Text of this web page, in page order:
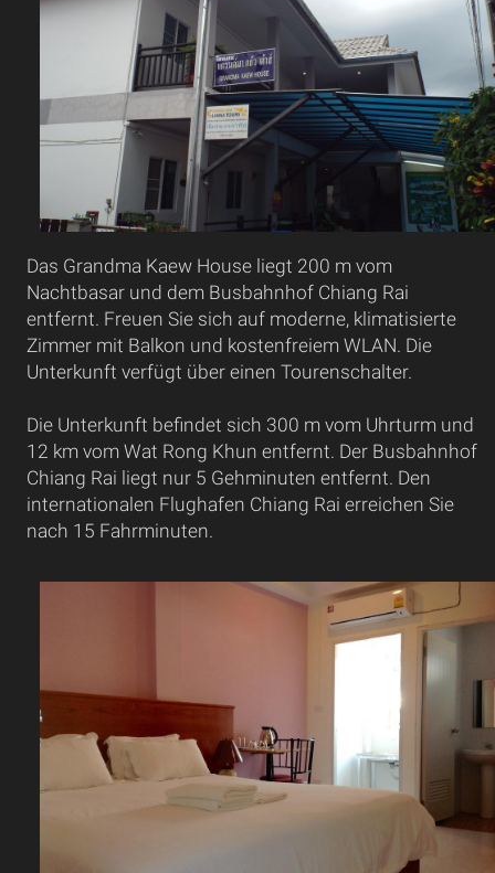
Das Grandma Kaew House liegt 200 m vom
Nachtbasar und dem Busbahnhof Chiang Rai
entfernt. Freuen Sie sich auf moderne, klimatisierte
Zimmer mit Balkon und kostenfreiem WLAN. Die
Unterkunft verfügt über einen Tourenschalter.
Die Unterkunft befindet sich 300 m vom Uhrturm und
12 km vom Wat Rong Khun entfernt. Der Busbahnhof
Chiang Rai liegt nur 5 Gehminuten entfernt. Den
internationalen Flughafen Chiang Rai erreichen Sie
nach 15 Fahrminuten.